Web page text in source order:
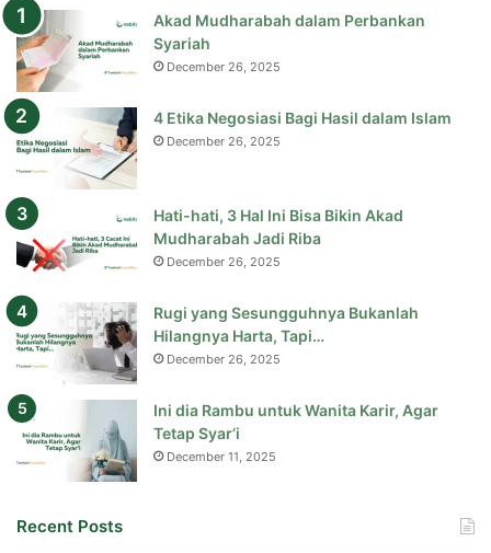
Akad Mudharabah dalam Perbankan
Syariah
December 26, 2025
4 Etika Negosiasi Bagi Hasil dalam Islam
December 26, 2025
Hati-hati, 3 Hal Ini Bisa Bikin Akad
Mudharabah Jadi Riba
December 26, 2025
Rugi yang Sesungguhnya Bukanlah
Hilangnya Harta, Tapi…
December 26, 2025
Ini dia Rambu untuk Wanita Karir, Agar
Tetap Syar’i
December 11, 2025
Recent Posts